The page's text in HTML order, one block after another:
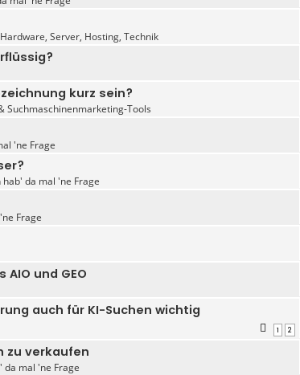
Server, Hosting, Technik
kurz sein?
Suchmaschinenmarketing-Tools
'ne Frage
hab' da mal 'ne Frage
Frage
und GEO
auch für KI-Suchen wichtig
1 2
zu verkaufen
da mal 'ne Frage